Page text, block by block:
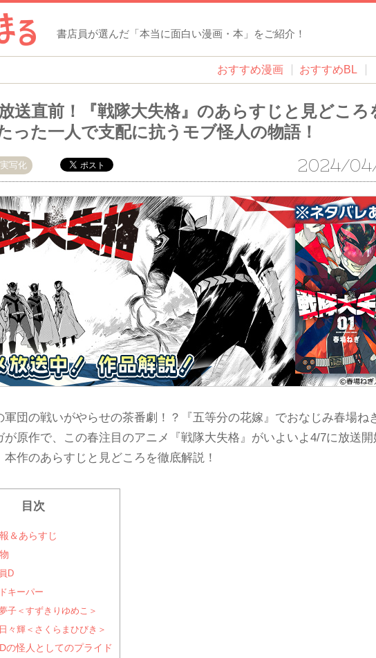
書店員が選んだ「本当に面白い漫画・本」をご紹介！
おすすめ漫画 おすすめBL
送直前！『戦隊大失格』のあらすじと見どころ
った一人で支配に抗うモブ怪人の物語！
写化 2024/
軍団の戦いがやらせの茶番劇！？『五等分の花嫁』でおなじみ春場ね
が原作で、この春注目のアニメ『戦隊大失格』がいよいよ4/7に放送開
本作のあらすじと見どころを徹底解説！
目次
＆あらすじ
D
キーパー
子＜すずきりゆめこ＞
々輝＜さくらまひびき＞
の怪人としてのプライド